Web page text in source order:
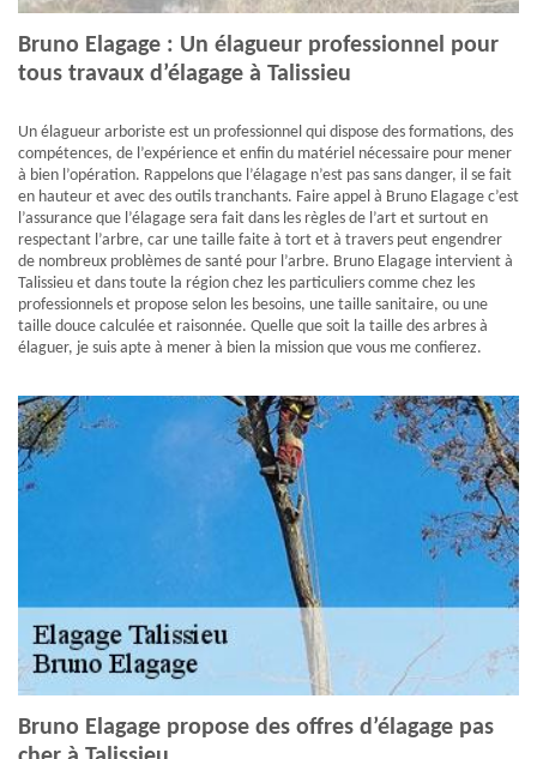
Bruno Elagage : Un élagueur professionnel pour
tous travaux d’élagage à Talissieu
Un élagueur arboriste est un professionnel qui dispose des formations, des
compétences, de l’expérience et enfin du matériel nécessaire pour mener
à bien l’opération. Rappelons que l’élagage n’est pas sans danger, il se fait
en hauteur et avec des outils tranchants. Faire appel à Bruno Elagage c’est
l’assurance que l’élagage sera fait dans les règles de l’art et surtout en
respectant l’arbre, car une taille faite à tort et à travers peut engendrer
de nombreux problèmes de santé pour l’arbre. Bruno Elagage intervient à
Talissieu et dans toute la région chez les particuliers comme chez les
professionnels et propose selon les besoins, une taille sanitaire, ou une
taille douce calculée et raisonnée. Quelle que soit la taille des arbres à
élaguer, je suis apte à mener à bien la mission que vous me confierez.
Bruno Elagage propose des offres d’élagage pas